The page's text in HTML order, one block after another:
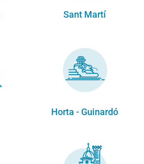
Sant Martí
Horta - Guinardó